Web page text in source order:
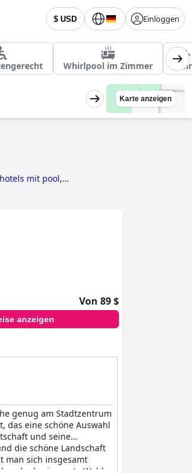
$ USD Einloggen
Whirlpool im Zimmer
Karte anzeigen
hotels mit pool,
Von 89 $
anzeigen
genug am Stadtzentrum
das eine schöne Auswahl
und seine
die schöne Landschaft
man sich insgesamt